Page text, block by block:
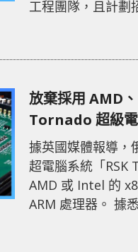
工程團隊，且計劃
NVIDIA 已挖走了
Marom。他曾參
色列工作，成為
放棄採用 AMD
Tornado 超級
ARM 處理器
據英國媒體報導，
超電腦系統「RSK
AMD 或 Intel 的
ARM 處理器。 據
同的處理器架構